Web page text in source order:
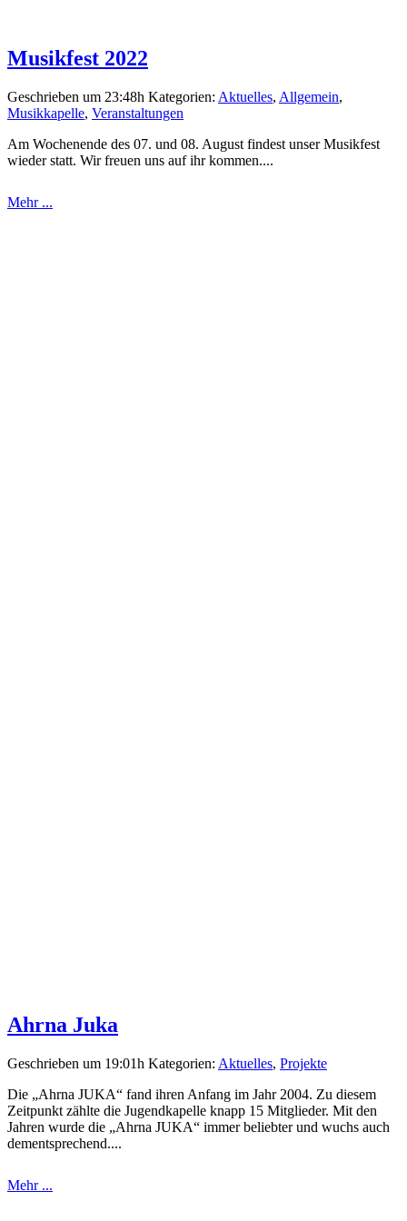
Musikfest 2022
Geschrieben um 23:48h Kategorien: Aktuelles, Allgemein,
Musikkapelle, Veranstaltungen
Am Wochenende des 07. und 08. August findest unser Musikfest
wieder statt. Wir freuen uns auf ihr kommen....
Mehr ...
Ahrna Juka
Geschrieben um 19:01h Kategorien: Aktuelles, Projekte
Die „Ahrna JUKA“ fand ihren Anfang im Jahr 2004. Zu diesem
Zeitpunkt zählte die Jugendkapelle knapp 15 Mitglieder. Mit den
Jahren wurde die „Ahrna JUKA“ immer beliebter und wuchs auch
dementsprechend....
Mehr ...